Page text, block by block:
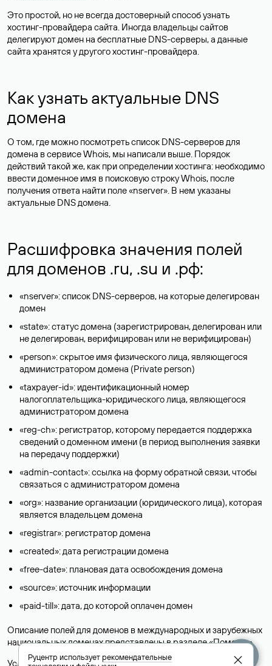
Это простой, но не всегда достоверный способ узнать
хостинг-провайдера сайта. Иногда владельцы сайтов
делегируют домен на бесплатные DNS-серверы, а данные
сайта хранятся у другого хостинг-провайдера.
Как узнать актуальные DNS
домена
О том, где можно посмотреть список DNS-серверов для
домена в сервисе Whois, мы написали выше. Порядок
действий такой же, как при определении хостинга: необходимо
ввести доменное имя в поисковую строку Whois, после
получения ответа найти поле «nserver». В нем указаны
актуальные DNS домена.
Расшифровка значения полей
для доменов .ru, .su и .рф:
«nserver»: список DNS-серверов, на которые делегирован
домен
«state»: статус домена (зарегистрирован, делегирован или
не делегирован, верифицирован или не верифицирован)
«person»: скрытое имя физического лица, являющегося
администратором домена (Privatе person)
«taxpayer-id»: идентификационный номер
налогоплательщика-юридического лица, являющегося
администратором домена
«reg-ch»: регистратор, которому передается поддержка
сведений о доменном имени (в период выполнения заявки
на передачу поддержки)
«admin-contact»: ссылка на форму обратной связи, чтобы
связаться с администратором домена
«org»: название организации (юридического лица), которая
является владельцем домена
«registrar»: регистратор домена
«created»: дата регистрации домена
«free-date»: плановая дата освобождения домена
«source»: источник информации
«paid-till»: дата, до которой оплачен домен
Описание полей для доменов в международных и зарубежных
национальных доменах представлены в разделе «Помощь».
Условия использования Whois-сервиса
Руцентр используетрекомендательные